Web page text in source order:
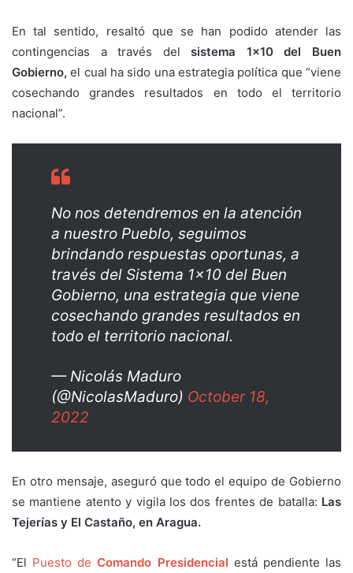
En tal sentido, resaltó que se han podido atender las
contingencias a través delsistema 1×10 del Buen
Gobierno, el cual ha sido una estrategia política que “viene
cosechando grandes resultados en todo el territorio
nacional”.
No nos detendremos en la atención
a nuestro Pueblo, seguimos
brindando respuestas oportunas, a
través del Sistema 1×10 del Buen
Gobierno, una estrategia que viene
cosechando grandes resultados en
todo el territorio nacional.
— Nicolás Maduro
(@NicolasMaduro) October 18,
2022
En otro mensaje, aseguró que todo el equipo de Gobierno
se mantiene atento y vigila los dos frentes de batalla: Las
Tejerías y El Castaño, en Aragua.
“El Puesto deComando Presidencial está pendiente las